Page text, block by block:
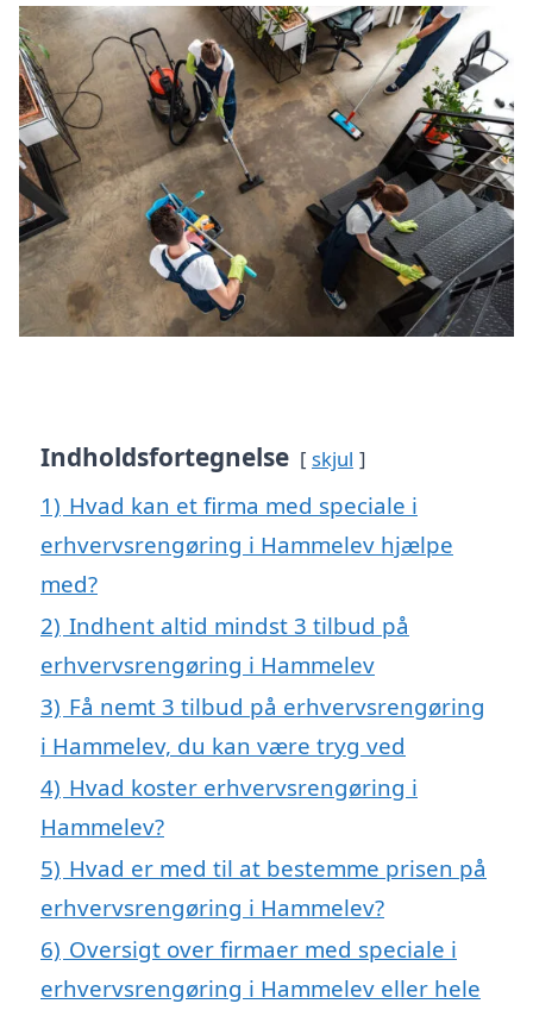
Indholdsfortegnelse skjul
1) Hvad kan et firma med speciale i
erhvervsrengøring i Hammelev hjælpe
med?
2) Indhent altid mindst 3 tilbud på
erhvervsrengøring i Hammelev
3) Få nemt 3 tilbud på erhvervsrengøring
i Hammelev, du kan være tryg ved
4) Hvad koster erhvervsrengøring i
Hammelev?
5) Hvad er med til at bestemme prisen på
erhvervsrengøring i Hammelev?
6) Oversigt over firmaer med speciale i
erhvervsrengøring i Hammelev eller hele